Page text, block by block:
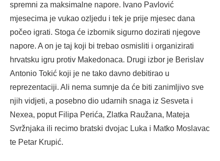
spremni za maksimalne napore. Ivano Pavlović
mjesecima je vukao ozljedu i tek je prije mjesec dana
počeo igrati. Stoga će izbornik sigurno dozirati njegove
napore. A on je taj koji bi trebao osmisliti i organizirati
hrvatsku igru protiv Makedonaca. Drugi izbor je Berislav
Antonio Tokić koji je ne tako davno debitirao u
reprezentaciji. Ali nema sumnje da će biti zanimljivo sve
njih vidjeti, a posebno dio udarnih snaga iz Sesveta i
Nexea, poput Filipa Perića, Zlatka Raužana, Mateja
Svržnjaka ili recimo bratski dvojac Luka i Matko Moslavac
te Petar Krupić.